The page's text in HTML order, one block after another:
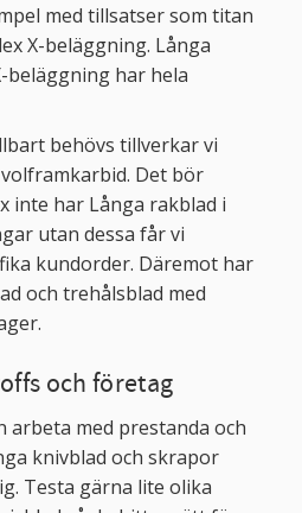
med tillsatser som titan
X-beläggning. Långa
beläggning har hela
behövs tillverkar vi
Det bör
inte har Långa rakblad i
utan dessa får vi
kundorder. Däremot har
och trehålsblad med
och företag
arbeta med prestanda och
knivblad och skrapor
Testa gärna lite olika